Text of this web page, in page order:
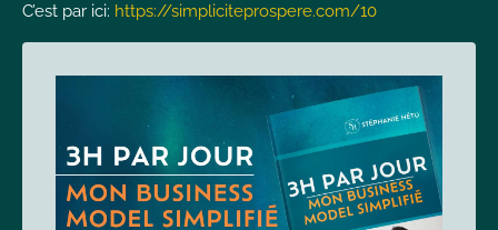
C’est par ici: https://simpliciteprospere.com/10